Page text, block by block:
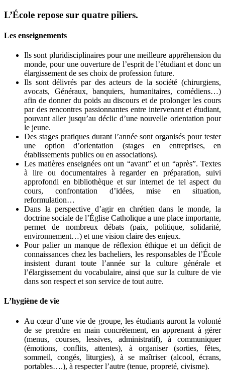
L’École repose sur quatre piliers.
Les enseignements
Ils sont pluridisciplinaires pour une meilleure appréhension du
monde, pour une ouverture de l’esprit de l’étudiant et donc un
élargissement de ses choix de profession future.
Ils sont délivrés par des acteurs de la société (chirurgiens,
avocats, Généraux, banquiers, humanitaires, comédiens…)
afin de donner du poids au discours et de prolonger les cours
par des rencontres passionnantes entre intervenant et étudiant,
pouvant aller jusqu’au déclic d’une nouvelle orientation pour
le jeune.
Des stages pratiques durant l’année sont organisés pour tester
une option d’orientation (stages en entreprises, en
établissements publics ou en associations).
Les matières enseignées ont un “avant” et un “après”. Textes
à lire ou documentaires à regarder en préparation, suivi
approfondi en bibliothèque et sur internet de tel aspect du
cours, confrontation d’idées, mise en situation,
reformulation…
Dans la perspective d’agir en chrétien dans le monde, la
doctrine sociale de l’Église Catholique a une place importante,
permet de nombreux débats (paix, politique, solidarité,
environnement…) et une vision claire des enjeux.
Pour palier un manque de réflexion éthique et un déficit de
connaissances chez les bacheliers, les responsables de l’École
insistent durant toute l’année sur la culture générale et
l’élargissement du vocabulaire, ainsi que sur la culture de vie
dans son respect et son service de tout autre.
L’hygiène de vie
Au cœur d’une vie de groupe, les étudiants auront la volonté
de se prendre en main concrètement, en apprenant à gérer
(menus, courses, lessives, administratif), à communiquer
(émotions, conflits, attentes), à organiser (sorties, fêtes,
sommeil, congés, liturgies), à se maîtriser (alcool, écrans,
portables….), à respecter l’autre (tenue, propreté, civisme).